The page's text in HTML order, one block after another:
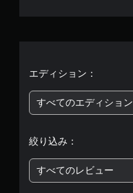
エディション：
すべてのエディション
絞り込み：
すべてのレビュー
を
ン
に
き
の